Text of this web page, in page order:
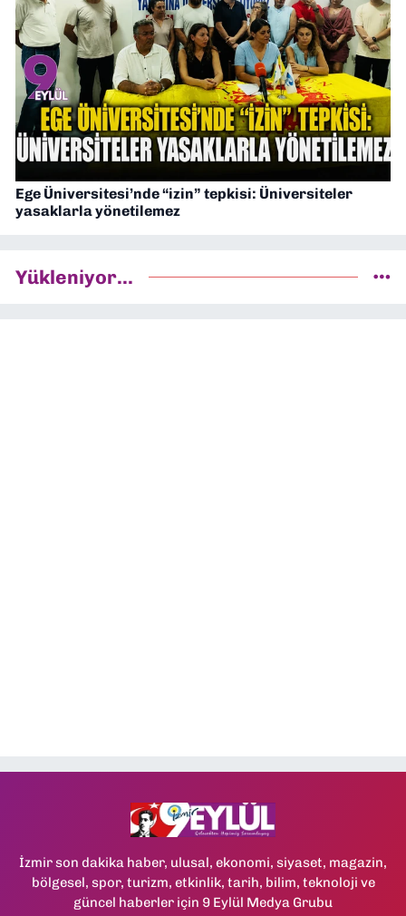
Ege Üniversitesi’nde “izin” tepkisi: Üniversiteler
yasaklarla yönetilemez
Yükleniyor...
İzmir son dakika haber, ulusal, ekonomi, siyaset, magazin,
bölgesel, spor, turizm, etkinlik, tarih, bilim, teknoloji ve
güncel haberler için 9 Eylül Medya Grubu